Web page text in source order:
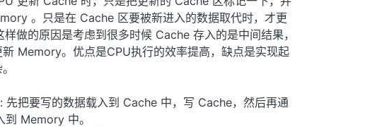
。只是在 Cache 区要被新进入的数据取代时，才更
做的原因是考虑到很多时候 Cache 存入的是中间结果，
Memory。优点是CPU执行的效率提高，缺点是实现起
: 先把要写的数据载入到 Cache 中，写 Cache，然后再通
Memory 中。